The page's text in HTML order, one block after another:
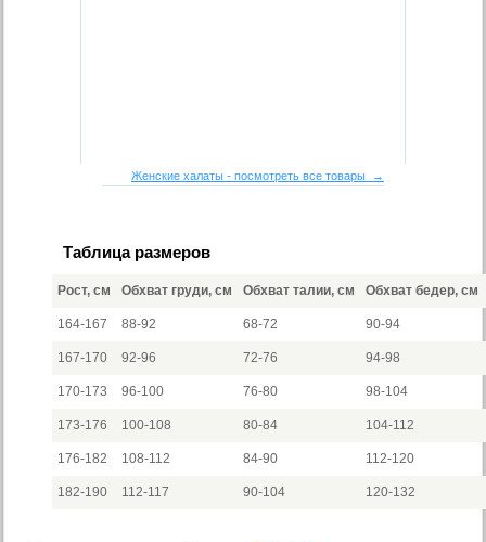
Женские халаты - посмотреть все товары →
Таблица размеров
Рост, см Обхват груди, см Обхват талии, см Обхват бедер, см
164-167 88-92 68-72 90-94
167-170 92-96 72-76 94-98
170-173 96-100 76-80 98-104
173-176 100-108 80-84 104-112
176-182 108-112 84-90 112-120
182-190 112-117 90-104 120-132